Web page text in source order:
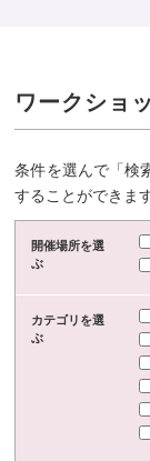
ワークショ
条件を選んで「検
することができます
開催場所を選
ぶ
カテゴリを選
ぶ